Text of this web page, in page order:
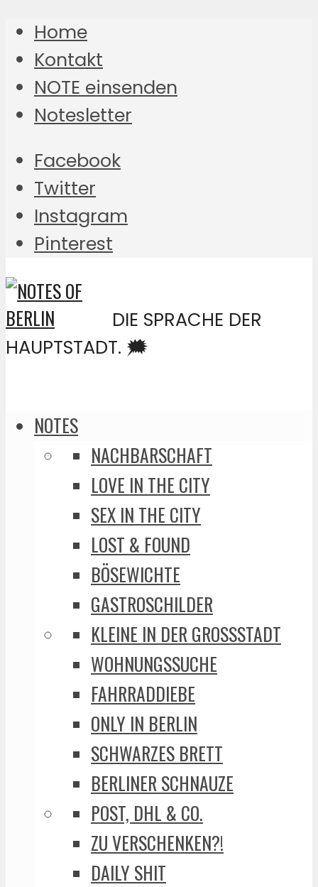
Home
Kontakt
NOTE einsenden
Notesletter
Facebook
Twitter
Instagram
Pinterest
DIE SPRACHE DER
HAUPTSTADT. 🗯️
NOTES
NACHBARSCHAFT
LOVE IN THE CITY
SEX IN THE CITY
LOST & FOUND
BÖSEWICHTE
GASTROSCHILDER
KLEINE IN DER GROSSSTADT
WOHNUNGSSUCHE
FAHRRADDIEBE
ONLY IN BERLIN
SCHWARZES BRETT
BERLINER SCHNAUZE
POST, DHL & CO.
ZU VERSCHENKEN?!
DAILY SHIT